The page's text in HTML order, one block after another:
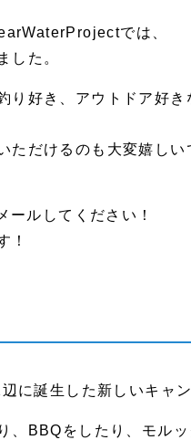
では、
した。
り好き、アウトドア好き
ただけるのも大変嬉しい
ールしてください！
！
に誕生した新しいキャン
、BBQをしたり、モルッ